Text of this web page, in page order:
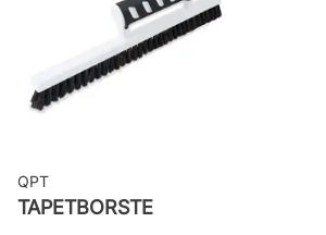
woven
Applicering av lim: Lim
väggen
QPT
TAPETBORSTE